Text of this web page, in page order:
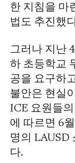
한 지침을 마
법도 추진했
그러나 지난
하 초등학교
공을 요구하
불안은 현실
ICE 요원들
에 따르면 6
명의 LAUSD
다.